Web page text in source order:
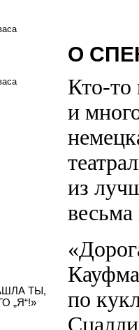
О
Кто-то
и
из
по
ТЫ,
„Я“!»